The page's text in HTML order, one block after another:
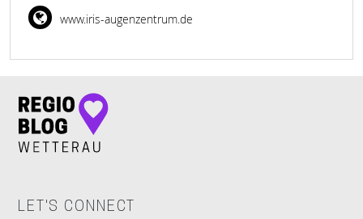
www.iris-augenzentrum.de
LET'S CONNECT